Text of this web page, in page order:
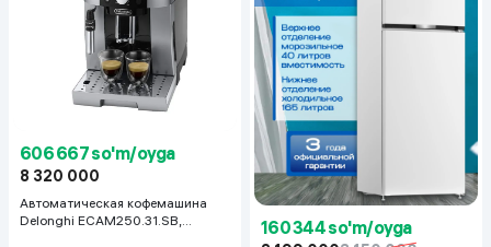
606 667 so'm/oyga
8 320 000
Автоматическая кофемашина
Delonghi ECAM250.31.SB,
160 344 so'm/oyga